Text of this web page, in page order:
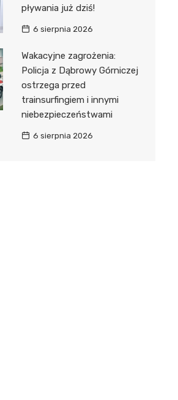
pływania już dziś!
6 sierpnia 2026
Wakacyjne zagrożenia:
Policja z Dąbrowy Górniczej
ostrzega przed
trainsurfingiem i innymi
niebezpieczeństwami
6 sierpnia 2026